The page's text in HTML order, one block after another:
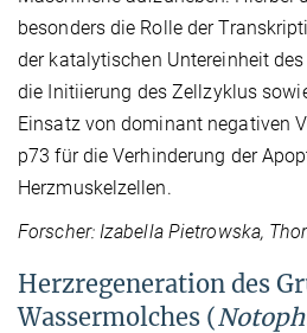
besonders die Rolle der
der katalytischen Untereinheit
die Initiierung des Zellzyklus
Einsatz von dominant negativen
p73 für die Verhinderung der
Herzmuskelzellen.
Forscher: Izabella Pietrowska,
Herzregeneration des
Wassermolches (